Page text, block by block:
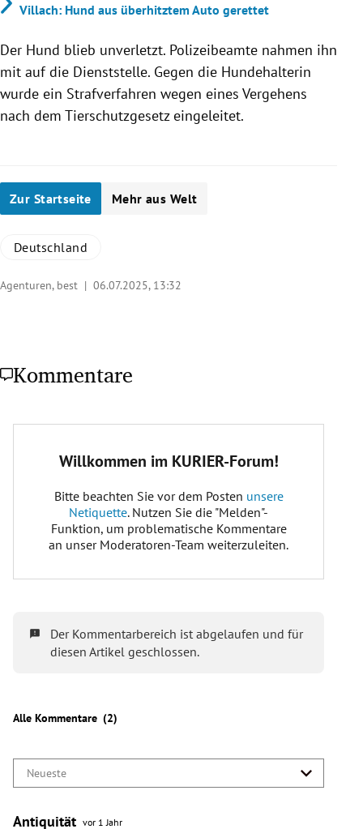
Villach: Hund aus überhitztem Auto gerettet
Der Hund blieb unverletzt. Polizeibeamte nahmen ihn
mit auf die Dienststelle. Gegen die Hundehalterin
wurde ein Strafverfahren wegen eines Vergehens
nach dem Tierschutzgesetz eingeleitet.
Zur Startseite Mehr aus Welt
Deutschland
Agenturen, best | 06.07.2025, 13:32
Kommentare